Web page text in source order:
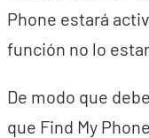
Phone estará
función no lo
De modo que
que Find My